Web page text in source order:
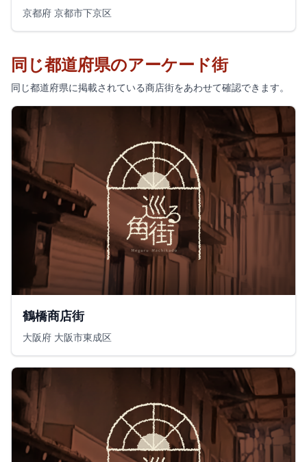
京都府 京都市下京区
同じ都道府県のアーケード街
同じ都道府県に掲載されている商店街をあわせて確認できます。
鶴橋商店街
大阪府 大阪市東成区